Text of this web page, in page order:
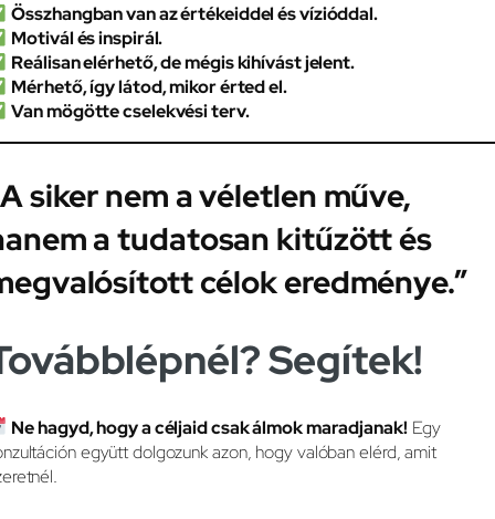
Összhangban van az értékeiddel és vízióddal.
Motivál és inspirál.
Reálisan elérhető, de mégis kihívást jelent.
Mérhető, így látod, mikor érted el.
Van mögötte cselekvési terv.
siker nem a véletlen műve,
a tudatosan kitűzött és
célok eredménye.”
Segítek!
Ne hagyd, hogy a céljaid csak álmok maradjanak!Egy
együtt dolgozunk azon, hogy valóban elérd, amit